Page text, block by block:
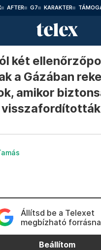
AFTER G7 KARAKTER
két
a Gázában
amikor
Állítsd be a Telexet
megbízható
Beállítom